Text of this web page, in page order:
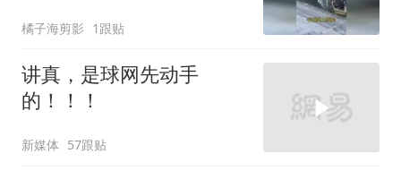
橘子海剪影 1跟贴
讲真，是球网先动手
的！！！
新媒体 57跟贴